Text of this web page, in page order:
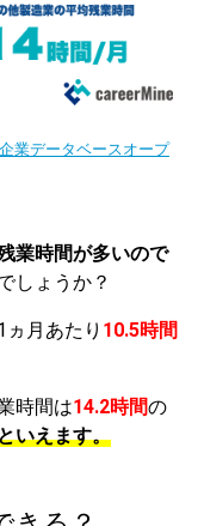
業データベースオープ
業時間が多いので
しょうか？
ヵ月あたり 10.5時間
時間は14.2時間の
いえます。